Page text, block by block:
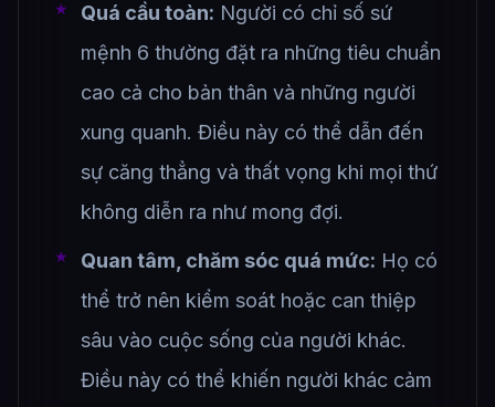
Quá cầu toàn: Người có chỉ số sứ
mệnh 6 thường đặt ra những tiêu chuẩn
cao cả cho bản thân và những người
xung quanh. Điều này có thể dẫn đến
sự căng thẳng và thất vọng khi mọi thứ
không diễn ra như mong đợi.
Quan tâm, chăm sóc quá mức: Họ có
thể trở nên kiểm soát hoặc can thiệp
sâu vào cuộc sống của người khác.
Điều này có thể khiến người khác cảm